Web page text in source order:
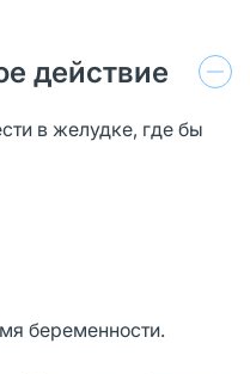
действие
в желудке, где бы
беременности.